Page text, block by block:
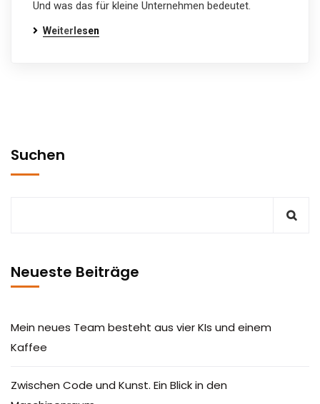
Und was das für kleine Unternehmen bedeutet.
Weiterlesen
Suchen
Neueste Beiträge
Mein neues Team besteht aus vier KIs und einem
Kaffee
Zwischen Code und Kunst. Ein Blick in den